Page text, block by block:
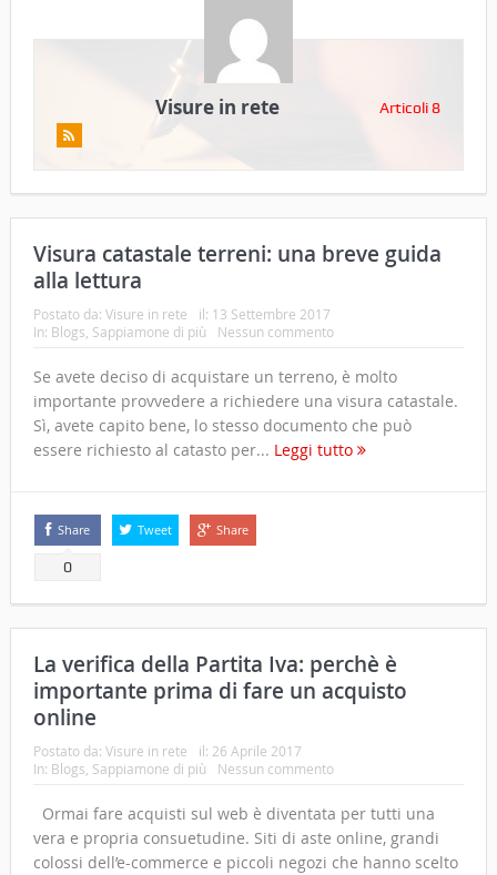
Visure in rete Articoli 8
Visura catastale terreni: una breve guida
alla lettura
Postato da: Visure in rete il: 13 Settembre 2017
In: Blogs Sappiamone di più Nessun commento
Se avete deciso di acquistare un terreno, è molto
importante provvedere a richiedere una visura catastale.
Sì, avete capito bene, lo stesso documento che può
essere richiesto al catasto per... Leggi tutto
Share
0
Tweet Share
La verifica della Partita Iva: perchè è
importante prima di fare un acquisto
online
Postato da: Visure in rete il: 26 Aprile 2017
In: Blogs Sappiamone di più Nessun commento
Ormai fare acquisti sul web è diventata per tutti una
vera e propria consuetudine. Siti di aste online, grandi
colossi dell’e-commerce e piccoli negozi che hanno scelto